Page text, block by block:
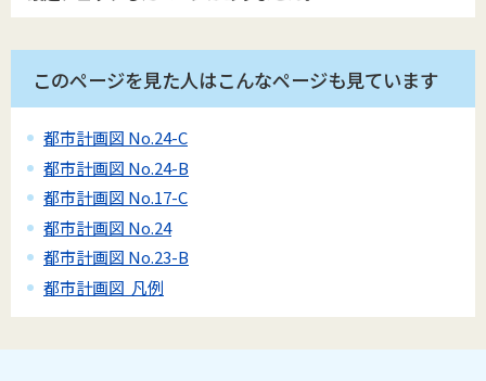
このページを見た人はこんなページも見ています
都市計画図 No.24-C
都市計画図 No.24-B
都市計画図 No.17-C
都市計画図 No.24
都市計画図 No.23-B
都市計画図 凡例